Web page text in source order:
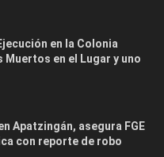
en la Colonia
Muertos en el Lugar y uno
Apatzingán, asegura FGE
con reporte de robo